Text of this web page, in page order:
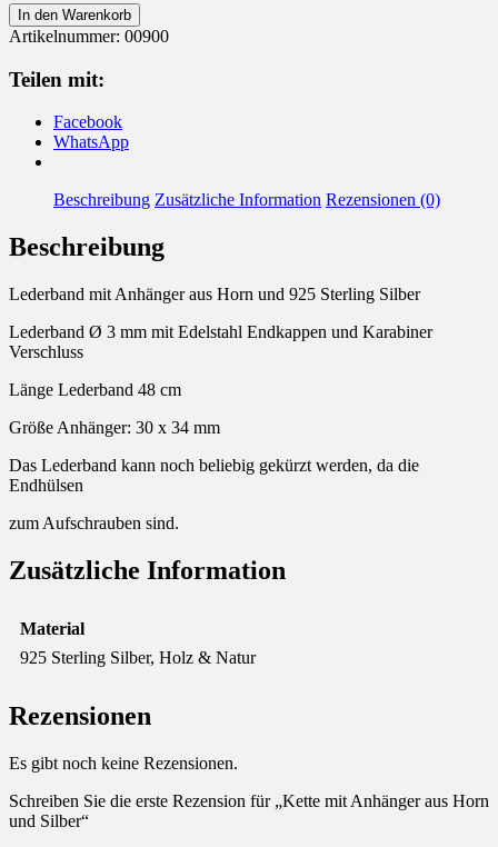
Kette
mit
aus
Horn
Silber
Menge
In den Warenkorb
Artikelnummer: 00900
Teilen mit:
Facebook
WhatsApp
Beschreibung Zusätzliche Information Rezensionen (0)
Beschreibung
Lederband mit Anhänger aus Horn und 925 Sterling Silber
Lederband Ø 3 mm mit Edelstahl Endkappen und Karabiner
Verschluss
Länge Lederband 48 cm
Größe Anhänger: 30 x 34 mm
Das Lederband kann noch beliebig gekürzt werden, da die
Endhülsen
zum Aufschrauben sind.
Zusätzliche Information
Material
925 Sterling Silber, Holz & Natur
Rezensionen
Es gibt noch keine Rezensionen.
Schreiben Sie die erste Rezension für „Kette mit Anhänger aus Horn
und Silber“